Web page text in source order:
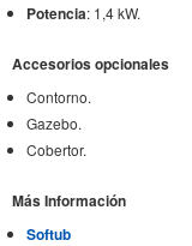
Potencia: 1,4 kW.
Accesorios opcionales
Contorno.
Gazebo.
Cobertor.
Más Información
Softub